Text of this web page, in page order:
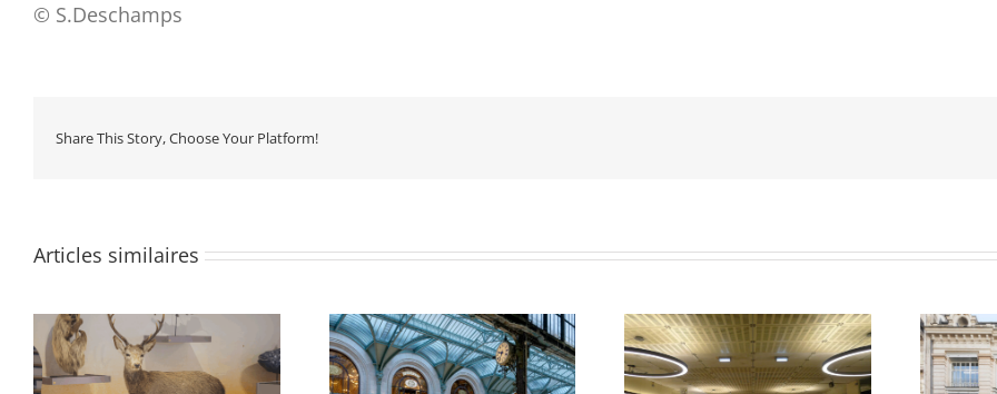
© S.Deschamps
Share This Story, Choose Your Platform!
Articles similaires